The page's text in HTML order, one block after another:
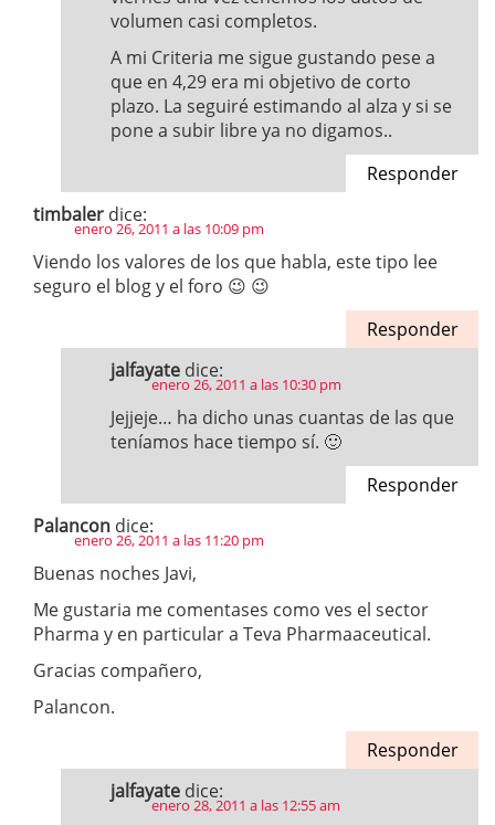
volumen casi completos.
A mi Criteria me sigue gustando pese a
que en 4,29 era mi objetivo de corto
plazo. La seguiré estimando al alza y si se
pone a subir libre ya no digamos..
Responder
timbaler dice:
enero 26, 2011 a las 10:09 pm
Viendo los valores de los que habla, este tipo lee
seguro el blog y el foro 😉 😉
Responder
jalfayate dice:
enero 26, 2011 a las 10:30 pm
Jejjeje… ha dicho unas cuantas de las que
teníamos hace tiempo sí. 🙂
Responder
Palancon dice:
enero 26, 2011 a las 11:20 pm
Buenas noches Javi,
Me gustaria me comentases como ves el sector
Pharma y en particular a Teva Pharmaaceutical.
Gracias compañero,
Palancon.
Responder
jalfayate dice:
enero 28, 2011 a las 12:55 am